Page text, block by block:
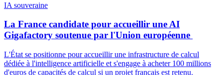
IA souveraine
La France candidate pour accueillir une AI
Gigafactory soutenue par l'Union européenne
L'État se positionne pour accueillir une infrastructure de calcul
dédiée à l'intelligence artificielle et s'engage à acheter 100 millions
d'euros de capacités de calcul si un projet français est retenu.